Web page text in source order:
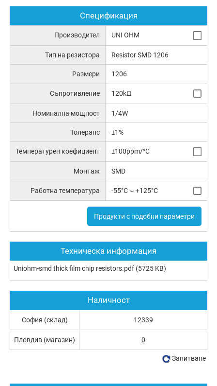
Спецификация
Производител UNI OHM
Тип на резистора Resistor SMD 1206
Размери 1206
Съпротивление 120kΩ
Номинална мощност 1/4W
Толеранс ±1%
Температурен коефициент ±100ppm/°C
Монтаж SMD
Работна температура -55°C ~ +125°C
Продукти с подобни параметри
Техническа информация
Uniohm-smd thick film chip resistors.pdf (5725 KB)
Наличност
София (склад) 12339
Пловдив (магазин) 0
Запитване